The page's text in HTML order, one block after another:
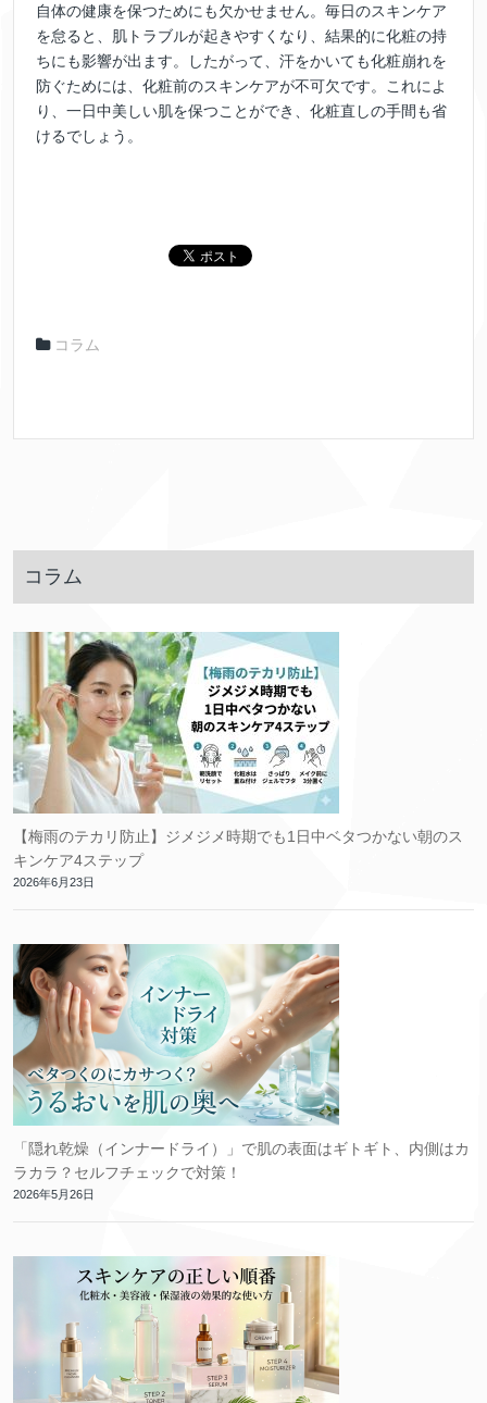
自体の健康を保つためにも欠かせません。毎日のスキンケア
を怠ると、肌トラブルが起きやすくなり、結果的に化粧の持
ちにも影響が出ます。したがって、汗をかいても化粧崩れを
防ぐためには、化粧前のスキンケアが不可欠です。これによ
り、一日中美しい肌を保つことができ、化粧直しの手間も省
けるでしょう。
コラム
コラム
【梅雨のテカリ防止】ジメジメ時期でも1日中ベタつかない朝のス
キンケア4ステップ
2026年6月23日
「隠れ乾燥（インナードライ）」で肌の表面はギトギト、内側はカ
ラカラ？セルフチェックで対策！
2026年5月26日